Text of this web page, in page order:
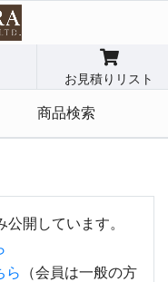
お見積りリスト
商品検索
開しています。
ら （会員は一般の方